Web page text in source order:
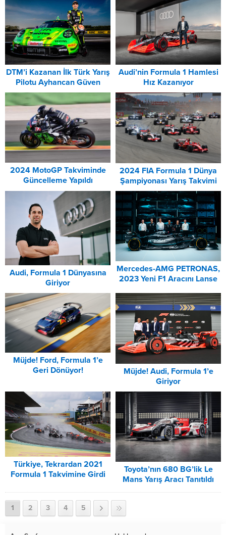
DTM’i Kazanan İlk Türk Yarış
Pilotu Ayhancan Güven
Oldu!
Audi’nin Formula 1 Hamlesi
Hız Kazanıyor
2024 MotoGP Takviminde
Güncelleme Yapıldı
2024 FIA Formula 1 Dünya
Şampiyonası Yarış Takvimi
Açıklandı
Audi, Formula 1 Dünyasına
Giriyor
Mercedes-AMG PETRONAS,
2023 Yeni F1 Aracını Lanse
PERFORMANCE
Müjde! Ford, Formula 1’e
Geri Dönüyor!
Müjde! Audi, Formula 1’e
Giriyor
Türkiye, Tekrardan 2021
Formula 1 Takvimine Girdi
Toyota’nın 680 BG’lik Le
Mans Yarış Aracı Tanıtıldı
1 2 3 4 5